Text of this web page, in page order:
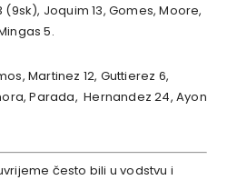
(9sk), Joquim 13, Gomes, Moore,
5.
Martinez 12, Guttierez 6,
Parada, Hernandez 24, Ayon
često bili u vodstvu i